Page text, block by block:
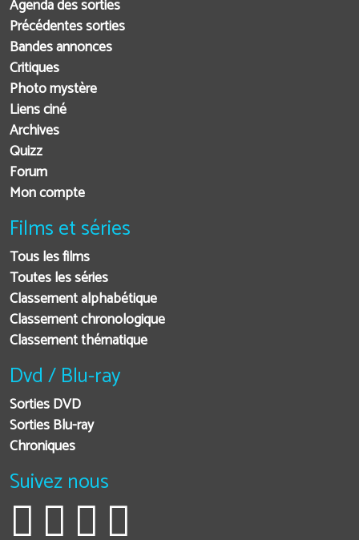
Agenda des sorties
Précédentes sorties
Bandes annonces
Critiques
Photo mystère
Liens ciné
Archives
Quizz
Forum
Mon compte
Films et séries
Tous les films
Toutes les séries
Classement alphabétique
Classement chronologique
Classement thématique
Dvd / Blu-ray
Sorties DVD
Sorties Blu-ray
Chroniques
Suivez nous